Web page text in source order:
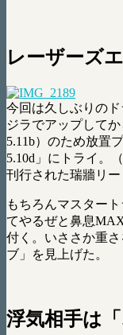
レーザーズ
今回は久しぶりの
ジラでアップして
5.11b）のため放置
5.10d」にトライ。
刊行された瑞牆リー
もちろんマスター
てやるぜと鼻息
付く。いささか重
ブ」を見上げた。
浮気相手は「